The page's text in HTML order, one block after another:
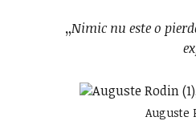
„Nimic nu este o
Auguste